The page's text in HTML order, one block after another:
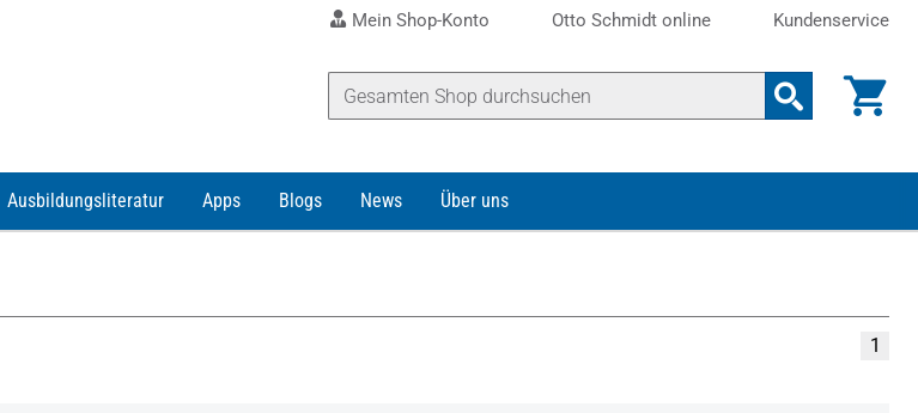
Mein Shop-Konto Otto Schmidt online Kundenservice
Ausbildungsliteratur Apps Blogs News Über uns
1